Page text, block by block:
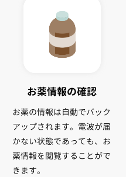
お薬情報の確認
お薬の情報は自動でバック
アップされます。電波が届
かない状態であっても、お
薬情報を閲覧することがで
きます。